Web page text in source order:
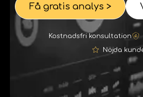
Få gratis analys >
Kostnadsfri konsultation
Nöjda